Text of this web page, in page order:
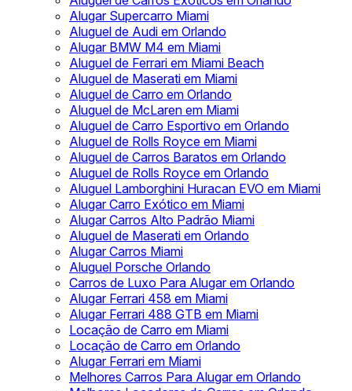
Alugar Supercarro Miami
Aluguel de Audi em Orlando
Alugar BMW M4 em Miami
Aluguel de Ferrari em Miami Beach
Aluguel de Maserati em Miami
Aluguel de Carro em Orlando
Aluguel de McLaren em Miami
Aluguel de Carro Esportivo em Orlando
Aluguel de Rolls Royce em Miami
Aluguel de Carros Baratos em Orlando
Aluguel de Rolls Royce em Orlando
Aluguel Lamborghini Huracan EVO em Miami
Alugar Carro Exótico em Miami
Alugar Carros Alto Padrão Miami
Aluguel de Maserati em Orlando
Alugar Carros Miami
Aluguel Porsche Orlando
Carros de Luxo Para Alugar em Orlando
Alugar Ferrari 458 em Miami
Alugar Ferrari 488 GTB em Miami
Locação de Carro em Miami
Locação de Carro em Orlando
Alugar Ferrari em Miami
Melhores Carros Para Alugar em Orlando